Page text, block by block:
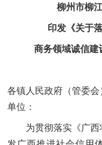
柳州市柳
印发 《关于
商务领域诚信建
各镇人民政府（管委
单位：
为贯彻落实《广